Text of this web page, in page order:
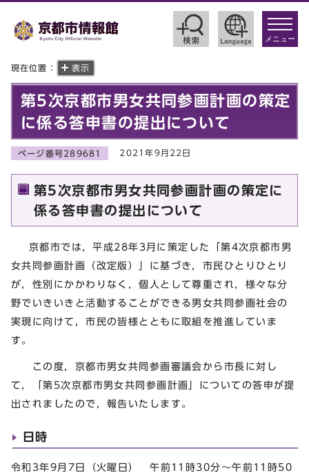
toggle
メニュー
現在位置： 表示
第5次京都市男女共同参画計画の策定
に係る答申書の提出について
ページ番号289681 2021年9月22日
第5次京都市男女共同参画計画の策定に
係る答申書の提出について
京都市では，平成28年3月に策定した「第4次京都市男
女共同参画計画（改定版）」に基づき，市民ひとりひとり
が，性別にかかわりなく，個人として尊重され，様々な分
野でいきいきと活動することができる男女共同参画社会の
実現に向けて，市民の皆様とともに取組を推進していま
す。
この度，京都市男女共同参画審議会から市長に対し
て，「第5次京都市男女共同参画計画」についての答申が提
出されましたので，報告いたします。
日時
令和3年9月7日（火曜日） 午前11時30分～午前11時50